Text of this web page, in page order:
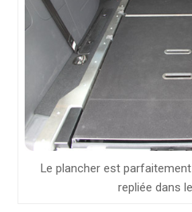
Le plancher est
repliée dans